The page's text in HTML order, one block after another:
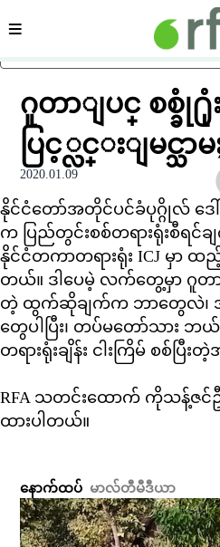
ပင်မအကြောင်းအရာသို့ ကျော်ရန်
ကဏ္ဍ
ဂူတာျပင္ စစ္ခုံ႐ုံး
ပြင့္လင္းျမင္သာမ
2020.01.09
နိုင်ငံတော်အတိုင်ပင်ခံပုဂ္ဂိုလ် ဒေ
က ပြည်တွင်းစစ်တရားရုံးစီရင်
နိုင်ငံတကာတရားရုံး ICJ မှာ ထည့်
တယ်။ ဒါပေမဲ့ လက်တွေ့မှာ ဂူ
တဲ့ ထွက်ဆိုချက်က ဘာတွေလဲ၊
တွေပါပြီး၊ တပ်မတော်သား
တရားရုံးချိန်း ငါးကြိမ် စစ်ပြီ
RFA သတင်းထောက် ကိုသန့်ဇ
ထားပါတယ်။
နောက်ထပ် မာလ်တီမီဒီယာ